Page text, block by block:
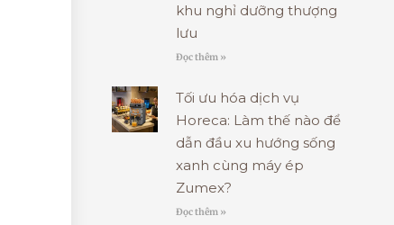
khu nghỉ dưỡng thượng
lưu
Đọc thêm »
Tối ưu hóa dịch vụ
Horeca: Làm thế nào để
dẫn đầu xu hướng sống
xanh cùng máy ép
Zumex?
Đọc thêm »